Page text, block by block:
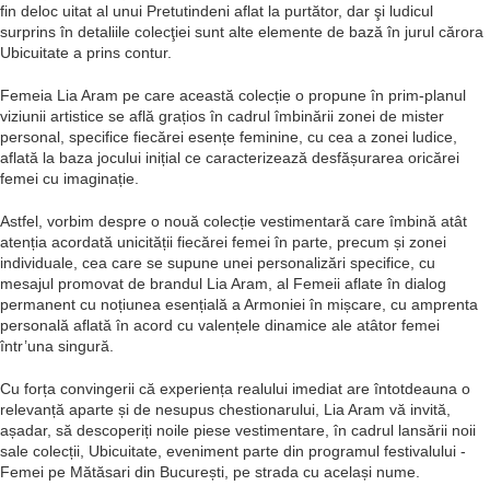
fin deloc uitat al unui Pretutindeni aflat la purtător, dar şi ludicul
surprins în detaliile colecţiei sunt alte elemente de bază în jurul cărora
Ubicuitate a prins contur.
Femeia Lia Aram pe care această colecție o propune în prim-planul
viziunii artistice se află grațios în cadrul îmbinării zonei de mister
personal, specifice fiecărei esențe feminine, cu cea a zonei ludice,
aflată la baza jocului inițial ce caracterizează desfășurarea oricărei
femei cu imaginație.
Astfel, vorbim despre o nouă colecție vestimentară care îmbină atât
atenția acordată unicității fiecărei femei în parte, precum și zonei
individuale, cea care se supune unei personalizări specifice, cu
mesajul promovat de brandul Lia Aram, al Femeii aflate în dialog
permanent cu noțiunea esențială a Armoniei în mișcare, cu amprenta
personală aflată în acord cu valențele dinamice ale atâtor femei
într’una singură.
Cu forța convingerii că experiența realului imediat are întotdeauna o
relevanță aparte și de nesupus chestionarului, Lia Aram vă invită,
așadar, să descoperiți noile piese vestimentare, în cadrul lansării noii
sale colecții, Ubicuitate, eveniment parte din programul festivalului -
Femei pe Mătăsari din București, pe strada cu același nume.